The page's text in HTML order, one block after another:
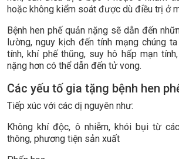
hoặc không kiểm soát được dù điều trị ở
Bệnh hen phế quản nặng sẽ dẫn đến
lường, nguy kịch đến tính mạng chúng
tính, khí phế thũng, suy hô hấp mạn
nặng hơn có thể dẫn đến tử vong.
Các yếu tố gia tặng bệnh hen
Tiếp xúc với các dị nguyên như:
Không khí độc, ô nhiễm, khói bụi từ
thông, phương tiện sản xuất